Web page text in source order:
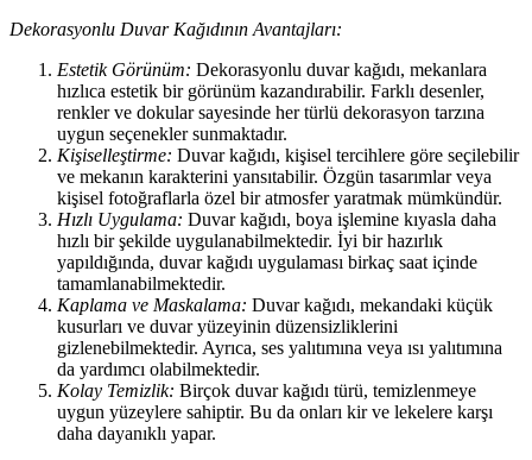
Dekorasyonlu Duvar Kağıdının Avantajları:
Estetik Görünüm: Dekorasyonlu duvar kağıdı, mekanlara
hızlıca estetik bir görünüm kazandırabilir. Farklı desenler,
renkler ve dokular sayesinde her türlü dekorasyon tarzına
uygun seçenekler sunmaktadır.
Kişiselleştirme: Duvar kağıdı, kişisel tercihlere göre seçilebilir
ve mekanın karakterini yansıtabilir. Özgün tasarımlar veya
kişisel fotoğraflarla özel bir atmosfer yaratmak mümkündür.
Hızlı Uygulama: Duvar kağıdı, boya işlemine kıyasla daha
hızlı bir şekilde uygulanabilmektedir. İyi bir hazırlık
yapıldığında, duvar kağıdı uygulaması birkaç saat içinde
tamamlanabilmektedir.
Kaplama ve Maskalama: Duvar kağıdı, mekandaki küçük
kusurları ve duvar yüzeyinin düzensizliklerini
gizlenebilmektedir. Ayrıca, ses yalıtımına veya ısı yalıtımına
da yardımcı olabilmektedir.
Kolay Temizlik: Birçok duvar kağıdı türü, temizlenmeye
uygun yüzeylere sahiptir. Bu da onları kir ve lekelere karşı
daha dayanıklı yapar.